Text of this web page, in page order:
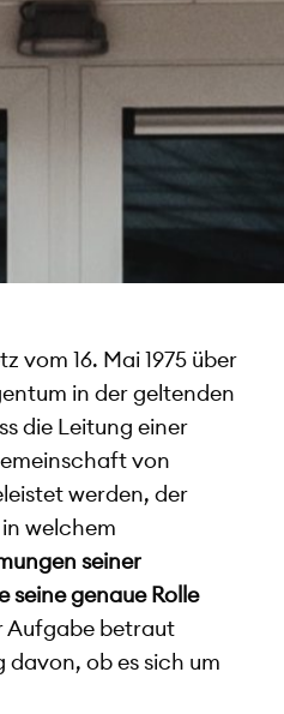
vom 16. Mai 1975 über
in der geltenden
die Leitung einer
von
werden, der
welchem
seiner
seine genaue Rolle
Aufgabe betraut
ob es sich um